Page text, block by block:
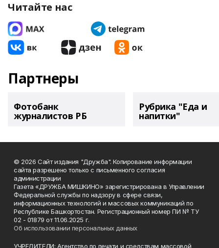
Читайте нас
Партнеры
Фотобанк
журналистов РБ
Рубрика "Еда и
напитки"
© 2026 Сайт издания "Дружба". Копирование информации
сайта разрешено только с письменного согласия
администрации
Газета «ДРУЖБА МИШКИНО» зарегистрирована в Управлении
Федеральной службы по надзору в сфере связи,
информационных технологий и массовых коммуникаций по
Республике Башкортостан. Регистрационный номер ПИ № ТУ
02 - 01879 от 11.06.2025 г.
Об использовании персональных данных
УЧРЕДИТЕЛИ: Агентство по печати и средствам массовой